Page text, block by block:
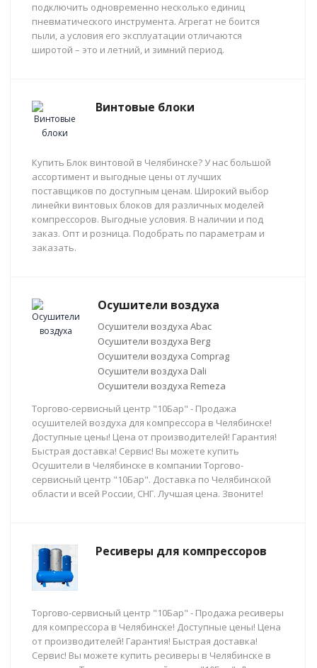
подключить одновременно несколько единиц
пневматического инструмента. Агрегат не боится
пыли, а условия его эксплуатации отличаются
широтой – это и летний, и зимний период.
Винтовые блоки
Купить Блок винтовой в Челябинске? У нас большой
ассортимент и выгодные цены от лучших
поставщиков по доступным ценам. Широкий выбор
линейки винтовых блоков для различных моделей
компрессоров. Выгодные условия. В наличии и под
заказ. Опт и розница. Подобрать по параметрам и
заказать.
Осушители воздуха
Осушители воздуха Abac
Осушители воздуха Berg
Осушители воздуха Comprag
Осушители воздуха Dali
Осушители воздуха Remeza
Торгово-сервисный центр "10Бар" - Продажа
осушителей воздуха для компрессора в Челябинске!
Доступные цены! Цена от производителей! Гарантия!
Быстрая доставка! Сервис! Вы можете купить
Осушители в Челябинске в компании Торгово-
сервисный центр "10Бар". Доставка по Челябинской
области и всей России, СНГ. Лучшая цена. Звоните!
Ресиверы для компрессоров
Торгово-сервисный центр "10Бар" - Продажа ресиверы
для компрессора в Челябинске! Доступные цены! Цена
от производителей! Гарантия! Быстрая доставка!
Сервис! Вы можете купить ресиверы в Челябинске в